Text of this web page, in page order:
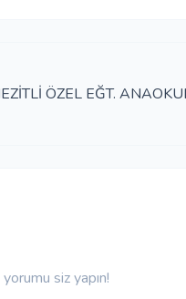
ÖZEL EĞT.
siz yapın!